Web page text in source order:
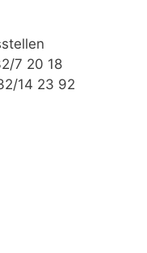
7 20 18
14 23 92